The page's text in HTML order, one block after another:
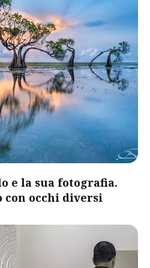
e la sua fotografia.
con occhi diversi